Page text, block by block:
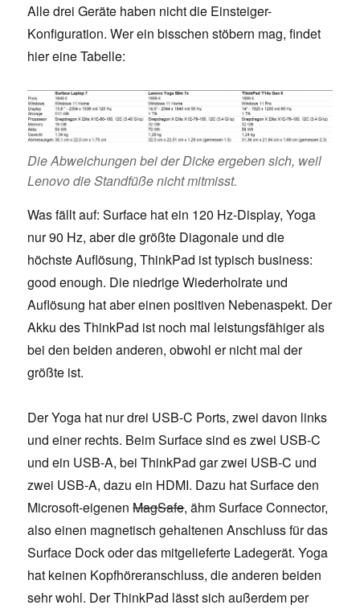
Alle drei Geräte haben nicht die Einsteiger-
Konfiguration. Wer ein bisschen stöbern mag, findet
hier eine Tabelle:
Die Abweichungen bei der Dicke ergeben sich, weil
Lenovo die Standfüße nicht mitmisst.
Was fällt auf: Surface hat ein 120 Hz-Display, Yoga
nur 90 Hz, aber die größte Diagonale und die
höchste Auflösung, ThinkPad ist typisch business:
good enough. Die niedrige Wiederholrate und
Auflösung hat aber einen positiven Nebenaspekt. Der
Akku des ThinkPad ist noch mal leistungsfähiger als
bei den beiden anderen, obwohl er nicht mal der
größte ist.
Der Yoga hat nur drei USB-C Ports, zwei davon links
und einer rechts. Beim Surface sind es zwei USB-C
und ein USB-A, bei ThinkPad gar zwei USB-C und
zwei USB-A, dazu ein HDMI. Dazu hat Surface den
Microsoft-eigenenMagSafe, ähm Surface Connector,
also einen magnetisch gehaltenen Anschluss für das
Surface Dock oder das mitgelieferte Ladegerät. Yoga
hat keinen Kopfhöreranschluss, die anderen beiden
sehr wohl. Der ThinkPad lässt sich außerdem per